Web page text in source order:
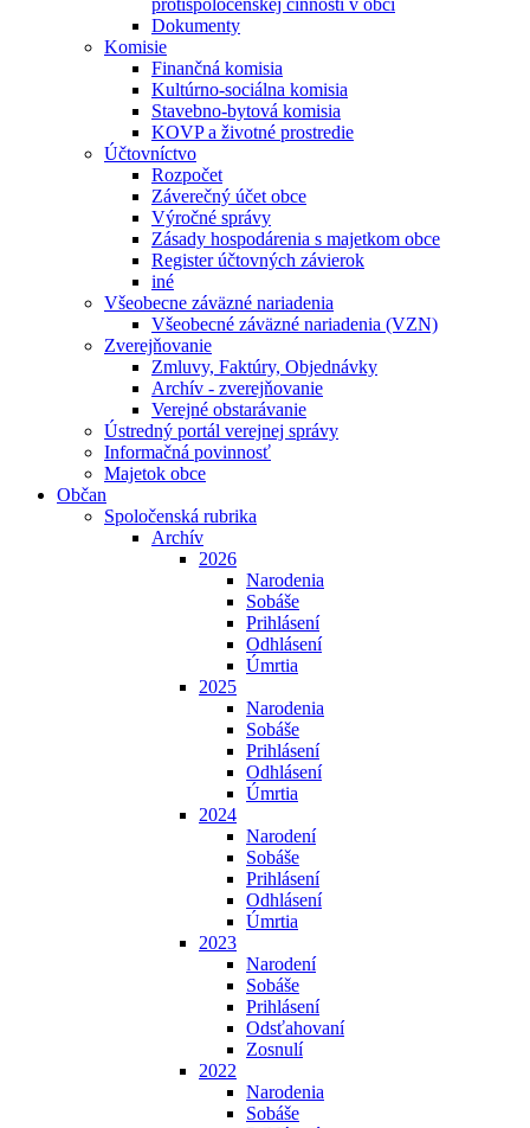
protispoločenskej činnosti v obci
Dokumenty
Komisie
Finančná komisia
Kultúrno-sociálna komisia
Stavebno-bytová komisia
KOVP a životné prostredie
Účtovníctvo
Rozpočet
Záverečný účet obce
Výročné správy
Zásady hospodárenia s majetkom obce
Register účtovných závierok
iné
Všeobecne záväzné nariadenia
Všeobecné záväzné nariadenia (VZN)
Zverejňovanie
Zmluvy, Faktúry, Objednávky
Archív - zverejňovanie
Verejné obstarávanie
Ústredný portál verejnej správy
Informačná povinnosť
Majetok obce
Občan
Spoločenská rubrika
Archív
2026
Narodenia
Sobáše
Prihlásení
Odhlásení
Úmrtia
2025
Narodenia
Sobáše
Prihlásení
Odhlásení
Úmrtia
2024
Narodení
Sobáše
Prihlásení
Odhlásení
Úmrtia
2023
Narodení
Sobáše
Prihlásení
Odsťahovaní
Zosnulí
2022
Narodenia
Sobáše